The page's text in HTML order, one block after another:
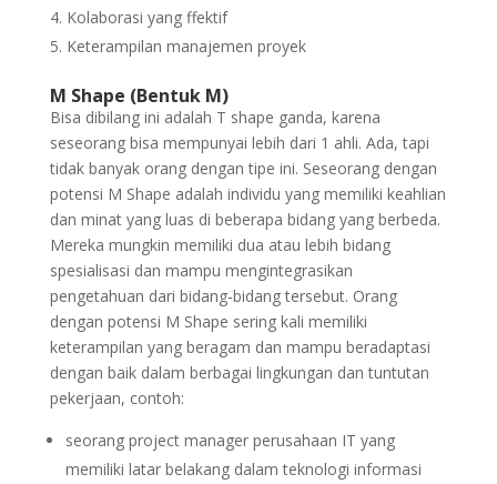
Kolaborasi yang ffektif
Keterampilan manajemen proyek
M Shape (Bentuk M)
Bisa dibilang ini adalah T shape ganda, karena
seseorang bisa mempunyai lebih dari 1 ahli. Ada, tapi
tidak banyak orang dengan tipe ini. Seseorang dengan
potensi M Shape adalah individu yang memiliki keahlian
dan minat yang luas di beberapa bidang yang berbeda.
Mereka mungkin memiliki dua atau lebih bidang
spesialisasi dan mampu mengintegrasikan
pengetahuan dari bidang-bidang tersebut. Orang
dengan potensi M Shape sering kali memiliki
keterampilan yang beragam dan mampu beradaptasi
dengan baik dalam berbagai lingkungan dan tuntutan
pekerjaan, contoh:
seorang project manager perusahaan IT yang
memiliki latar belakang dalam teknologi informasi